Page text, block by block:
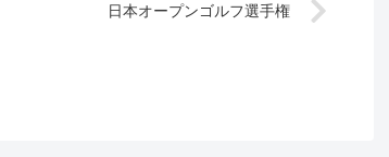
日本オープンゴルフ選手権